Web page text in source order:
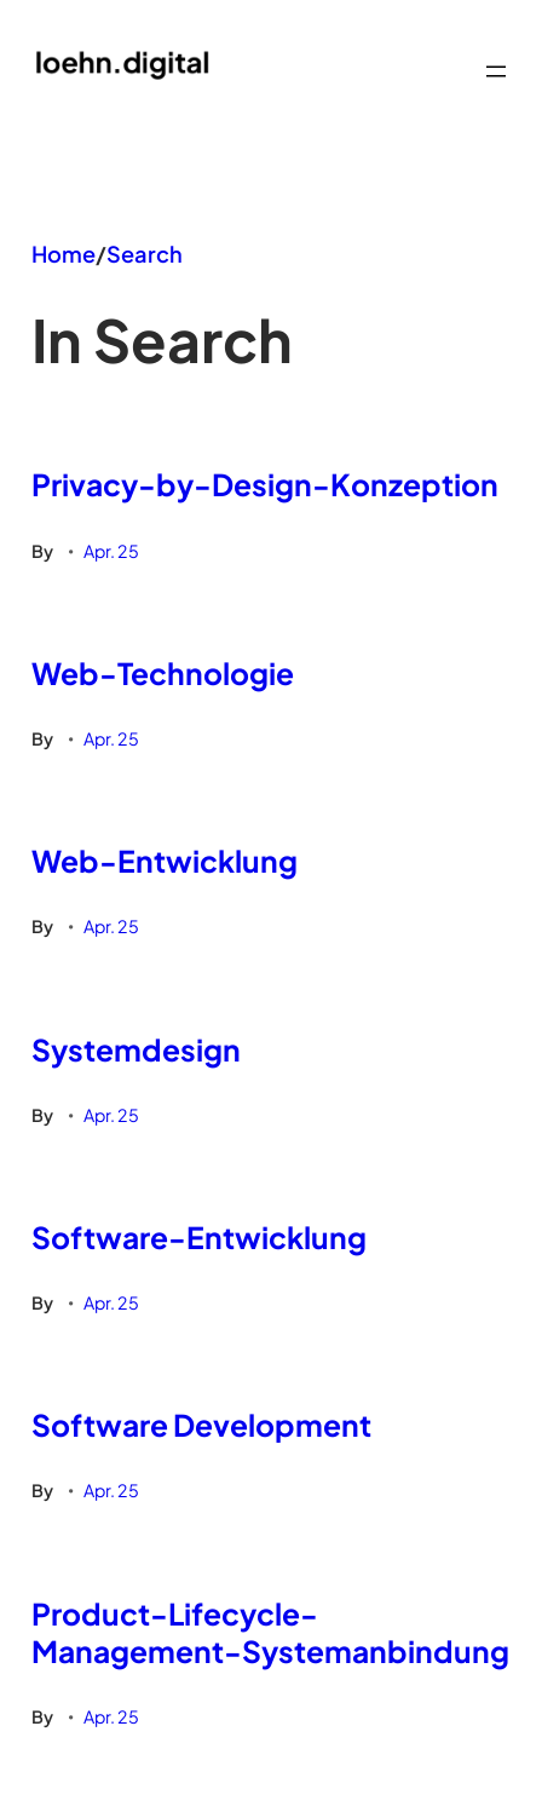
Inhalt
Home/Search
In Search
Privacy-by-Design-Konzeption
By • Apr. 25
Web-Technologie
By • Apr. 25
Web-Entwicklung
By • Apr. 25
Systemdesign
By • Apr. 25
Software-Entwicklung
By • Apr. 25
Software Development
By • Apr. 25
Product-Lifecycle-
Management-Systemanbindung
By • Apr. 25